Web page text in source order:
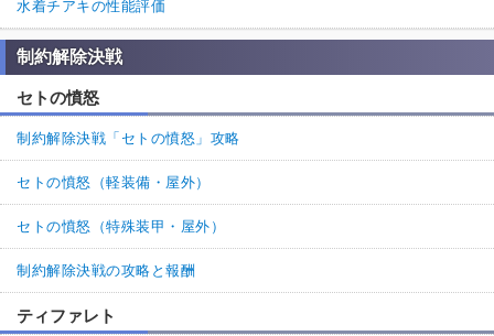
水着チアキの性能評価
制約解除決戦
セトの憤怒
制約解除決戦「セトの憤怒」攻略
セトの憤怒（軽装備・屋外）
セトの憤怒（特殊装甲・屋外）
制約解除決戦の攻略と報酬
ティファレト